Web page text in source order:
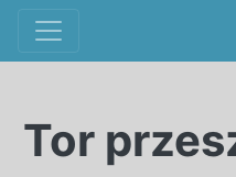
Tor